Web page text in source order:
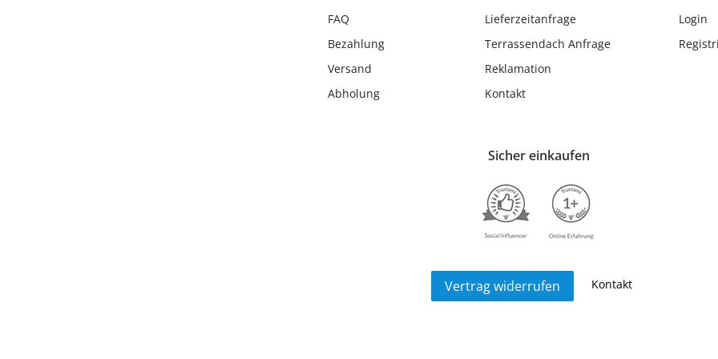
FAQ
Bezahlung
Versand
Abholung
Lieferzeitanfrage
Terrassendach Anfrage
Reklamation
Kontakt
Login
Sicher einkaufen
Vertrag widerrufen Kontakt